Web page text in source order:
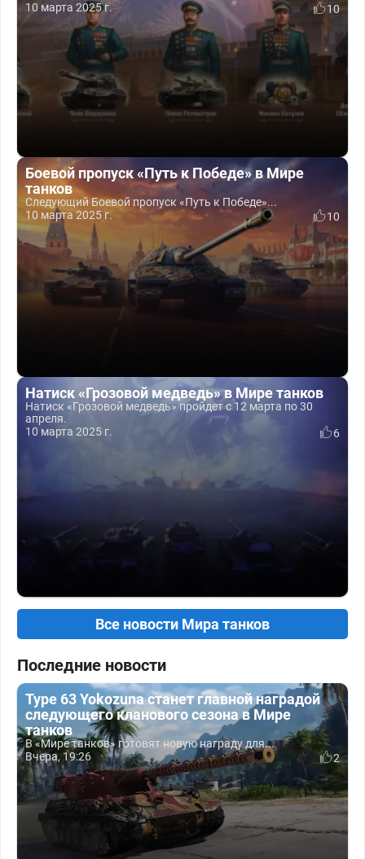
10 марта 2025 г.
10
Боевой пропуск «Путь к Победе» в Мире
танков
Следующий Боевой пропуск «Путь к Победе»...
10 марта 2025 г.
10
Натиск «Грозовой медведь» в Мире танков
Натиск «Грозовой медведь» пройдет с 12 марта по 30
апреля.
10 марта 2025 г.
6
Все новости Мира танков
Последние новости
Type 63 Yokozuna станет главной наградой
следующего кланового сезона в Мире
танков
В «Мире танков» готовят новую награду для...
Вчера, 19:26
2